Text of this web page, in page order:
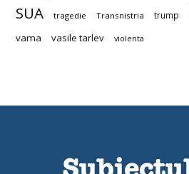
SUA tragedie Transnistria trump
vama vasile tarlev violenta